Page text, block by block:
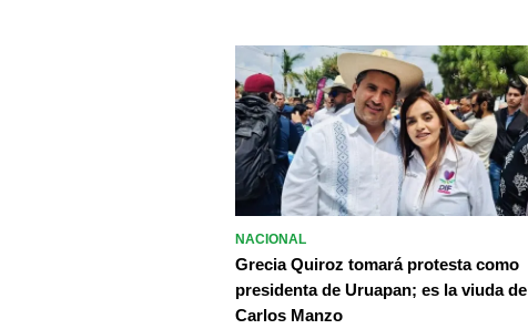
NACIONAL
Grecia Quiroz tomará protesta como
presidenta de Uruapan; es la viuda de
Carlos Manzo